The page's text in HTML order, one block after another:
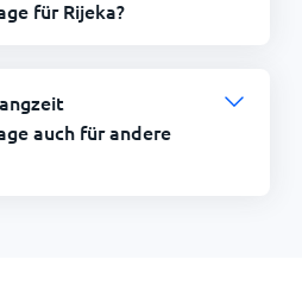
für Rijeka?
auch für andere